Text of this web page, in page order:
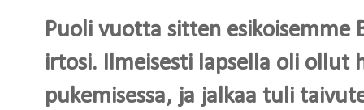
Puoli vuotta sitten esikoisemme
irtosi. Ilmeisesti lapsella oli ollut
pukemisessa, ja jalkaa tuli